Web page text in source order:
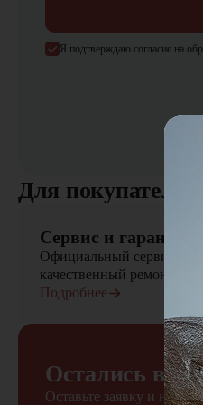
Я подтверждаю согласие на
Для покупателя
Сервис и гарантия
Официальный сервисный
качественный ремонт
Подробнее
Остались
Оставьте заявку и наш